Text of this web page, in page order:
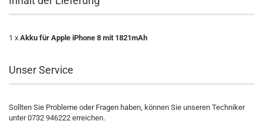
1 x Akku für Apple iPhone 8 mit 1821mAh
Unser Service
Sollten Sie Probleme oder Fragen haben, können Sie unseren Techniker
unter 0732 946222 erreichen.